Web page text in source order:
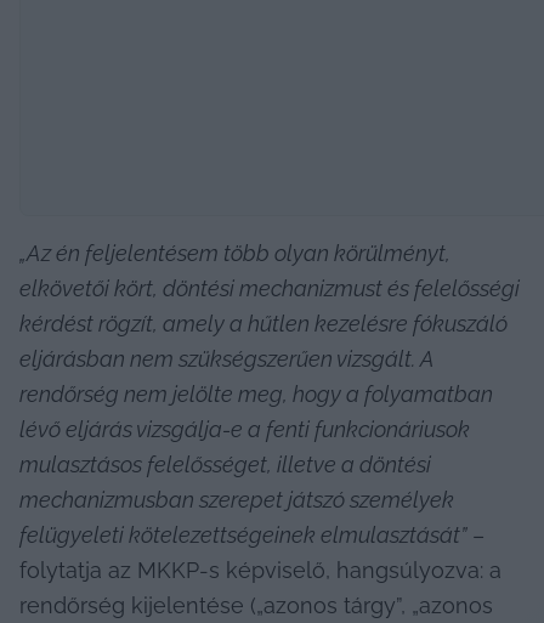
„Az én feljelentésem több olyan körülményt,
elkövetői kört, döntési mechanizmust és felelősségi
kérdést rögzít, amely a hűtlen kezelésre fókuszáló
eljárásban nem szükségszerűen vizsgált. A
rendőrség nem jelölte meg, hogy a folyamatban
lévő eljárás vizsgálja-e a fenti funkcionáriusok
mulasztásos felelősséget, illetve a döntési
mechanizmusban szerepet játszó személyek
felügyeleti kötelezettségeinek elmulasztását” –
folytatja az MKKP-s képviselő, hangsúlyozva: a
rendőrség kijelentése („azonos tárgy”, „azonos